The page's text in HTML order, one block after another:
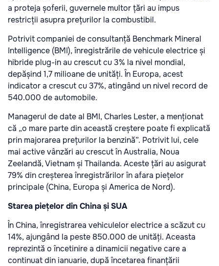
a proteja șoferii, guvernele multor țări au impus
restricții asupra prețurilor la combustibil.
Potrivit companiei de consultanță Benchmark Mineral
Intelligence (BMI), înregistrările de vehicule electrice și
hibride plug-in au crescut cu 3% la nivel mondial,
depășind 1,7 milioane de unități. În Europa, acest
indicator a crescut cu 37%, atingând un nivel record de
540.000 de automobile.
Managerul de date al BMI, Charles Lester, a menționat
că „o mare parte din această creștere poate fi explicată
prin majorarea prețurilor la benzină”. Potrivit lui, cele
mai active vânzări au crescut în Australia, Noua
Zeelandă, Vietnam și Thailanda. Aceste țări au asigurat
79% din creșterea înregistrărilor în afara piețelor
principale (China, Europa și America de Nord).
Starea piețelor din China și SUA
În China, înregistrarea vehiculelor electrice a scăzut cu
14%, ajungând la peste 850.000 de unități. Aceasta
reprezintă o încetinire a dinamicii negative care a
continuat din ianuarie, după încetarea finanțării